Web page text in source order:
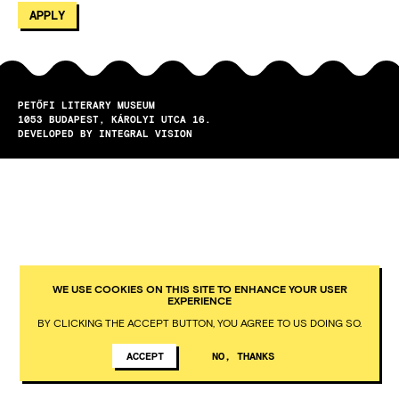
PETŐFI LITERARY MUSEUM
1053
BUDAPEST
KÁROLYI UTCA 16.
DEVELOPED BY INTEGRAL VISION
WE USE COOKIES ON THIS SITE TO ENHANCE YOUR USER
EXPERIENCE
BY CLICKING THE ACCEPT BUTTON, YOU AGREE TO US DOING SO.
ACCEPT NO, THANKS